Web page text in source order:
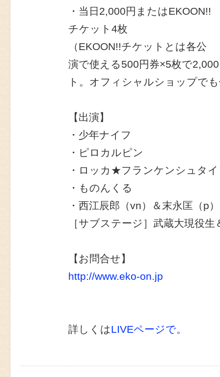
・当日2,000円またはEKOON!!
チケット4枚
（EKOON!!チケットとは各公
演で使える500円券×5枚で
ト。オフィシャルショップで
【出演】
・少年ナイフ
・ピロカルピン
・ロッカ★フランケンシュタ
・ものんくる
・西江辰郎（vn）＆末永匡（p）
［サブステージ］武蔵大現役
【お問合せ】
http://www.eko-on.jp
詳しくはLIVEページで。